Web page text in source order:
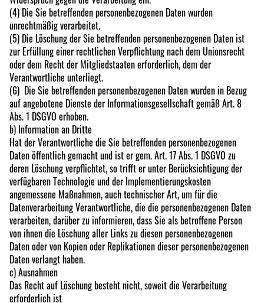
(4) Die Sie betreffenden personenbezogenen Daten wurden
unrechtmäßig verarbeitet.
(5) Die Löschung der Sie betreffenden personenbezogenen Daten ist
zur Erfüllung einer rechtlichen Verpflichtung nach dem Unionsrecht
oder dem Recht der Mitgliedstaaten erforderlich, dem der
Verantwortliche unterliegt.
(6) Die Sie betreffenden personenbezogenen Daten wurden in Bezug
auf angebotene Dienste der Informationsgesellschaft gemäß Art. 8
Abs. 1 DSGVO erhoben.
b) Information an Dritte
Hat der Verantwortliche die Sie betreffenden personenbezogenen
Daten öffentlich gemacht und ist er gem. Art. 17 Abs. 1 DSGVO zu
deren Löschung verpflichtet, so trifft er unter Berücksichtigung der
verfügbaren Technologie und der Implementierungskosten
angemessene Maßnahmen, auch technischer Art, um für die
Datenverarbeitung Verantwortliche, die die personenbezogenen Daten
verarbeiten, darüber zu informieren, dass Sie als betroffene Person
von ihnen die Löschung aller Links zu diesen personenbezogenen
Daten oder von Kopien oder Replikationen dieser personenbezogenen
Daten verlangt haben.
c) Ausnahmen
Das Recht auf Löschung besteht nicht, soweit die Verarbeitung
erforderlich ist